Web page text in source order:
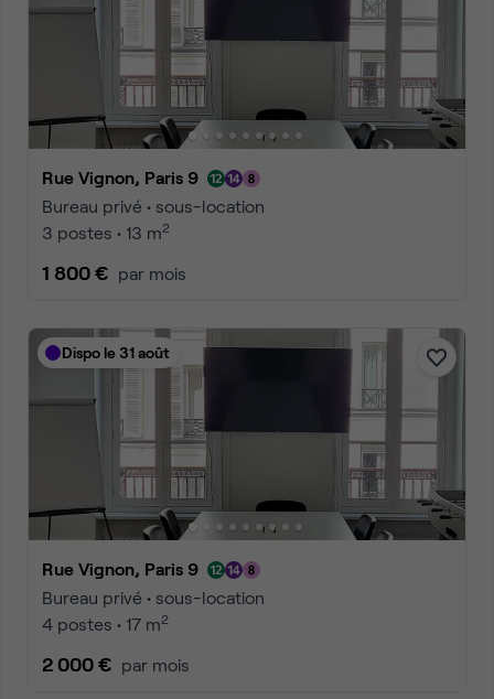
Rue Vignon, Paris 9
Bureau privé • sous-location
3 postes • 13 m2
1 800 € par mois
Dispo le 31 août
Rue Vignon, Paris 9
Bureau privé • sous-location
4 postes • 17 m2
2 000 € par mois